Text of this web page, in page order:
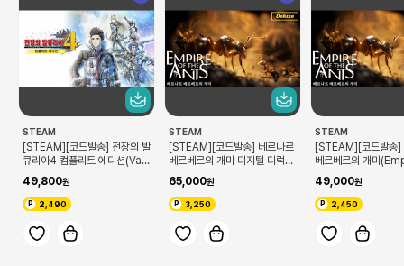
STEAM
[STEAM][코드발송] 전장의 발
큐리아4 컴플리트 에디션(Valk
te Edition)
49,800
2,490
STEAM
[STEAM][코드발송] 베르나르
베르베르의 개미 디지털 디럭스
Digital Deluxe Edition)
65,000
3,250
STEAM
[STEAM][코드발송]
베르베르의 개미
49,000
2,450